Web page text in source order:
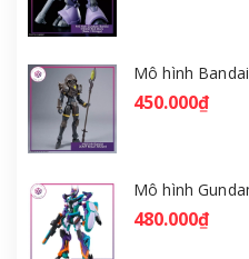
450.000₫
480.000₫